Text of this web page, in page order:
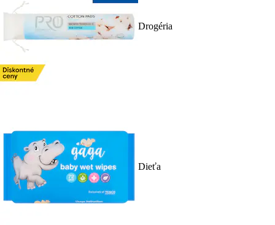
Drogéria
Dieťa